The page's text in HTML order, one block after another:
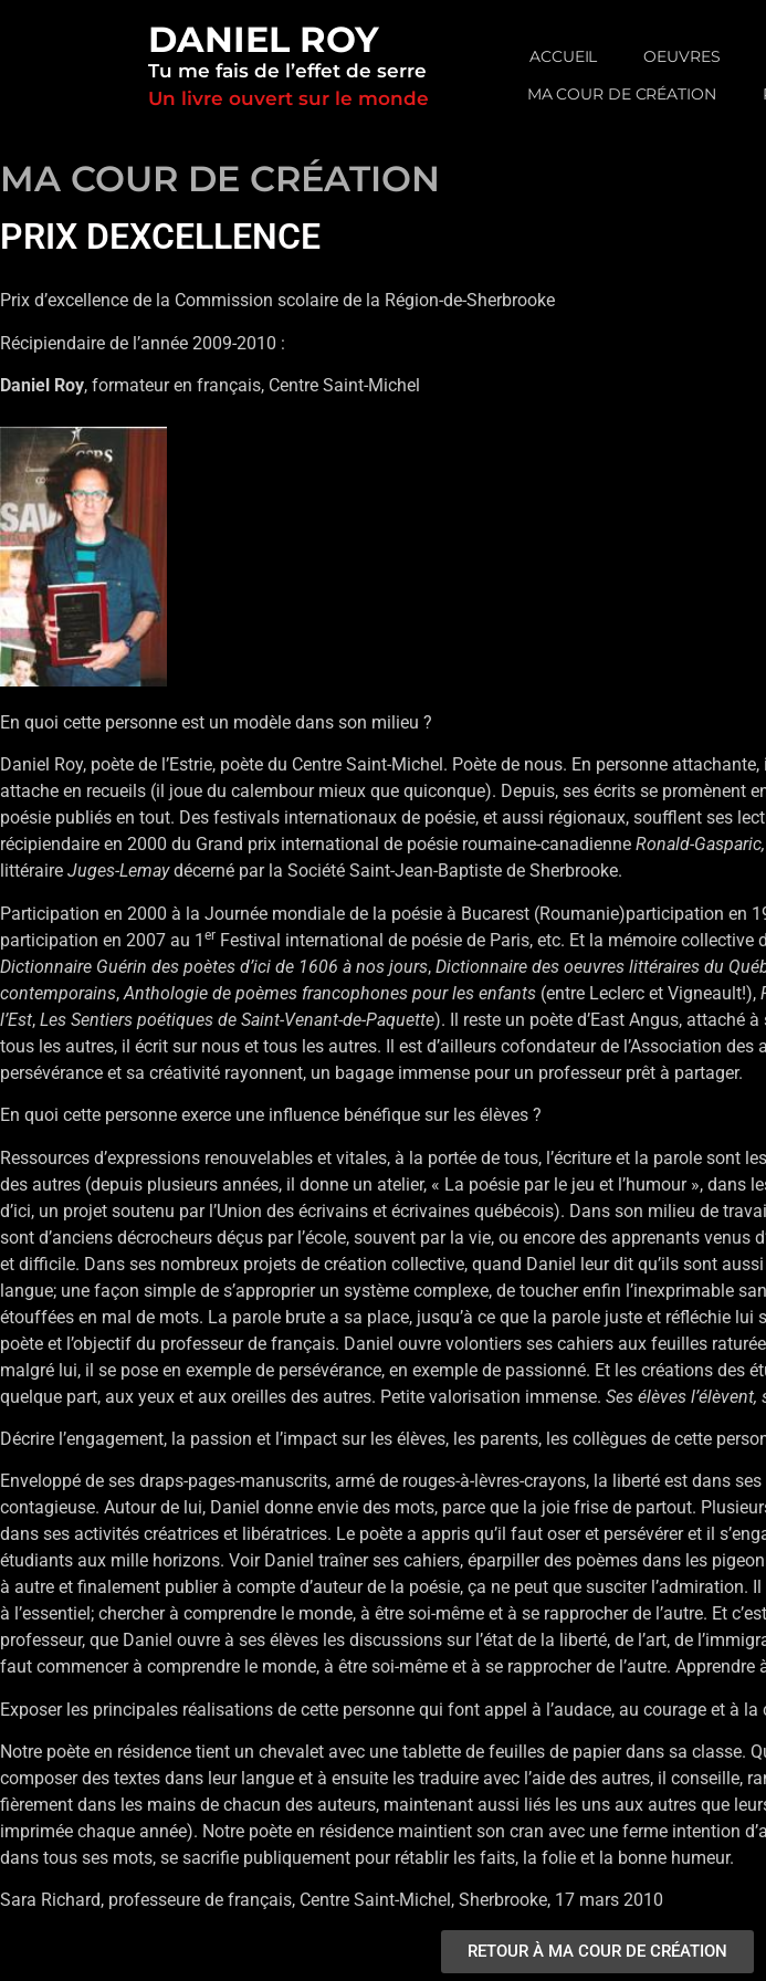
DANIEL ROY
Tu me fais de l’effet de serre
Un livre ouvert sur le monde
ACCUEIL OEUVRES
MA COUR DE CRÉATION
MA COUR DE CRÉATION
PRIX DEXCELLENCE
Prix d’excellence de la Commission scolaire de la Région-de-Sherbrooke
Récipiendaire de l’année 2009-2010 :
Daniel Roy, formateur en français, Centre Saint-Michel
En quoi cette personne est un modèle dans son milieu ?
Daniel Roy, poète de l’Estrie, poète du Centre Saint-Michel. Poète de nous. En personne
attache en recueils (il joue du calembour mieux que quiconque). Depuis, ses écrits se promènent
poésie publiés en tout. Des festivals internationaux de poésie, et aussi régionaux, soufflent ses
récipiendaire en 2000 du Grand prix international de poésie roumaine-canadienne Ronald-Gasparic,
littéraire Juges-Lemaydécerné par la Société Saint-Jean-Baptiste de Sherbrooke.
Participation en 2000 à la Journée mondiale de la poésie à Bucarest (Roumanie)participation en
participation en 2007 au 1 er Festival international de poésie de Paris, etc. Et la mémoire collective
Dictionnaire Guérin des poètes d’ici de 1606 à nos jours, Dictionnaire des oeuvres littéraires du
contemporains, Anthologie de poèmes francophones pour les enfants (entre Leclerc et Vigneault!),
l’Est, Les Sentiers poétiques de Saint-Venant-de-Paquette). Il reste un poète d’East Angus, attaché
tous les autres, il écrit sur nous et tous les autres. Il est d’ailleurs cofondateur de l’Association des
persévérance et sa créativité rayonnent, un bagage immense pour un professeur prêt à partager.
En quoi cette personne exerce une influence bénéfique sur les élèves ?
Ressources d’expressions renouvelables et vitales, à la portée de tous, l’écriture et la parole sont
des autres (depuis plusieurs années, il donne un atelier, « La poésie par le jeu et l’humour », dans
d’ici, un projet soutenu par l’Union des écrivains et écrivaines québécois). Dans son milieu de
sont d’anciens décrocheurs déçus par l’école, souvent par la vie, ou encore des apprenants
et difficile. Dans ses nombreux projets de création collective, quand Daniel leur dit qu’ils sont
langue; une façon simple de s’approprier un système complexe, de toucher enfin l’inexprimable
étouffées en mal de mots. La parole brute a sa place, jusqu’à ce que la parole juste et réfléchie
poète et l’objectif du professeur de français. Daniel ouvre volontiers ses cahiers aux feuilles
malgré lui, il se pose en exemple de persévérance, en exemple de passionné. Et les créations des
quelque part, aux yeux et aux oreilles des autres. Petite valorisation immense. Ses élèves
Décrire l’engagement, la passion et l’impact sur les élèves, les parents, les collègues de cette
Enveloppé de ses draps-pages-manuscrits, armé de rouges-à-lèvres-crayons, la liberté est dans
contagieuse. Autour de lui, Daniel donne envie des mots, parce que la joie frise de partout.
dans ses activités créatrices et libératrices. Le poète a appris qu’il faut oser et persévérer et il
étudiants aux mille horizons. Voir Daniel traîner ses cahiers, éparpiller des poèmes dans les
à autre et finalement publier à compte d’auteur de la poésie, ça ne peut que susciter
à l’essentiel; chercher à comprendre le monde, à être soi-même et à se rapprocher de l’autre. Et
professeur, que Daniel ouvre à ses élèves les discussions sur l’état de la liberté, de l’art, de
faut commencer à comprendre le monde, à être soi-même et à se rapprocher de l’autre. Apprendre
Exposer les principales réalisations de cette personne qui font appel à l’audace, au courage et à la
Notre poète en résidence tient un chevalet avec une tablette de feuilles de papier dans sa classe.
composer des textes dans leur langue et à ensuite les traduire avec l’aide des autres, il conseille,
fièrement dans les mains de chacun des auteurs, maintenant aussi liés les uns aux autres que
imprimée chaque année). Notre poète en résidence maintient son cran avec une ferme intention
dans tous ses mots, se sacrifie publiquement pour rétablir les faits, la folie et la bonne humeur.
Sara Richard, professeure de français, Centre Saint-Michel, Sherbrooke, 17 mars 2010
RETOUR À MA COUR DE CRÉATION